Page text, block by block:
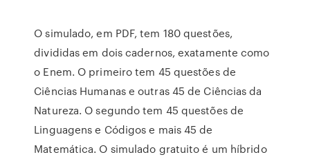
O simulado, em PDF, tem 180 questões,
divididas em dois cadernos, exatamente como
o Enem. O primeiro tem 45 questões de
Ciências Humanas e outras 45 de Ciências da
Natureza. O segundo tem 45 questões de
Linguagens e Códigos e mais 45 de
Matemática. O simulado gratuito é um híbrido